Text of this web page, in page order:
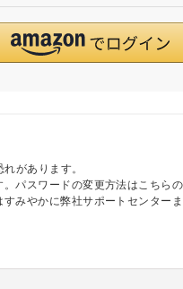
があります。
パスワードの変更方法はこちら
みやかに弊社サポートセンター